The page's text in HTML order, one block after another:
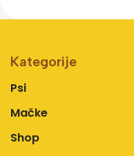
Kategorije
Psi
Mačke
Shop